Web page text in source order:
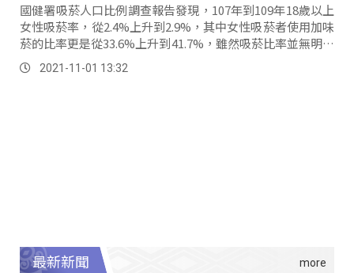
國健署吸菸人口比例調查報告發現，107年到109年18歲以上
女性吸菸率，從2.4%上升到2.9%，其中女性吸菸者使用加味
菸的比率更是從33.6%上升到41.7%，雖然吸菸比率並無明顯
差異，但女性吸菸除了會導致心血管疾病跟癌症之外，生育
能力及受孕成功率也會受到影響。
2021-11-01 13:32
最新新聞